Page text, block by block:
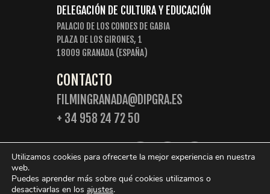
DELEGACIÓN DE CULTURA Y EDUCACIÓN
PALACIO DE LOS CONDES DE GABIA
PLAZA DE LOS GIRONES, 1
18009 GRANADA (ESPAÑA)
CONTACTO
FILMINGRANADA@DIPGRA.ES
+ 34 958 24 72 50
SIGUENOS:
Utilizamos cookies para ofrecerte la mejor experiencia en nuestra
web.
Puedes aprender más sobre qué cookies utilizamos o
desactivarlas en los ajustes.